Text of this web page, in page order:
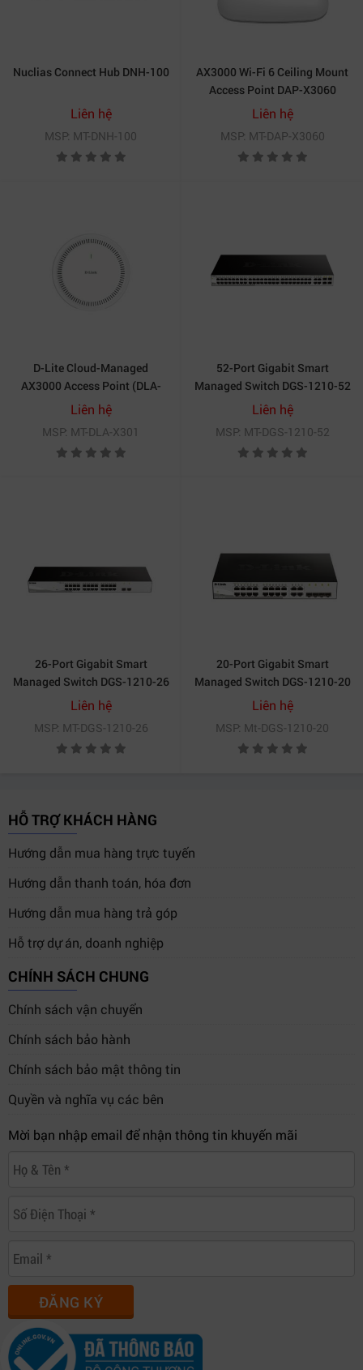
Nuclias Connect Hub DNH-100
Liên hệ
MSP: MT-DNH-100
AX3000 Wi-Fi 6 Ceiling Mount
Access Point DAP-X3060
Liên hệ
MSP: MT-DAP-X3060
D-Lite Cloud-Managed
AX3000 Access Point (DLA-
X301)
Liên hệ
MSP: MT-DLA-X301
52-Port Gigabit Smart
Managed Switch DGS-1210-52
Liên hệ
MSP: MT-DGS-1210-52
26-Port Gigabit Smart
Managed Switch DGS-1210-26
Liên hệ
MSP: MT-DGS-1210-26
20-Port Gigabit Smart
Managed Switch DGS-1210-20
Liên hệ
MSP: Mt-DGS-1210-20
HỖ TRỢ KHÁCH HÀNG
Hướng dẫn mua hàng trực tuyến
Hướng dẫn thanh toán, hóa đơn
Hướng dẫn mua hàng trả góp
Hỗ trợ dự án, doanh nghiệp
CHÍNH SÁCH CHUNG
Chính sách vận chuyển
Chính sách bảo hành
Chính sách bảo mật thông tin
Quyền và nghĩa vụ các bên
Mời bạn nhập email để nhận thông tin khuyến mãi
ĐĂNG KÝ